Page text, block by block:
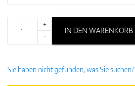
+
-
IN DEN WARENKORB
Sie haben nicht gefunden, was Sie suchen?